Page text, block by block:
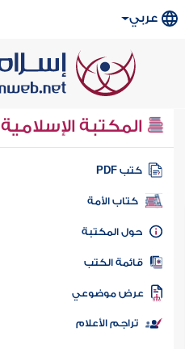
عربي
المكتبة الإسلامية
كتب PDF
كتاب الأمة
المكتبة
الكتب
موضوعي